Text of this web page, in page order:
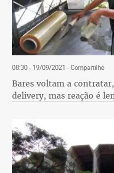
08:30 - 19/09/2021 - Compartilhe
Bares voltam a
delivery, mas reação é